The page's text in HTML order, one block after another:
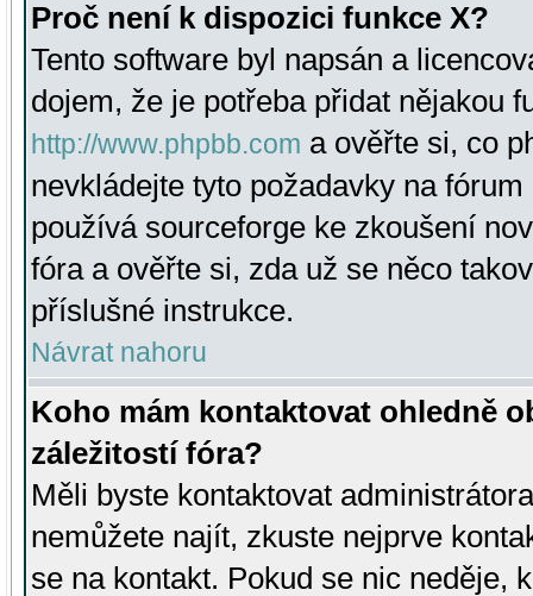
Proč není k dispozici funkce X?
Tento software byl napsán a
dojem, že je potřeba přidat nějakou
http://www.phpbb.com a ověřte si, co
nevkládejte tyto požadavky na
používá sourceforge ke zkoušení
fóra a ověřte si, zda už se něco
příslušné instrukce.
Návrat nahoru
Koho mám kontaktovat ohledně
záležitostí fóra?
Měli byste kontaktovat
nemůžete najít, zkuste nejprve
se na kontakt. Pokud se nic neděje,